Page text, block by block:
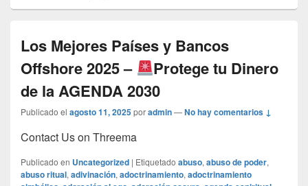
Los Mejores Países y Bancos
Offshore 2025 –
Protege tu Dinero
de la AGENDA 2030
Publicado el agosto 11, 2025poradmin—No hay comentarios ↓
Contact Us on Threema
Publicado en Uncategorized | Etiquetado abuso, abuso de poder,
abuso ritual, adivinación, adoctrinamiento, adoctrinamiento